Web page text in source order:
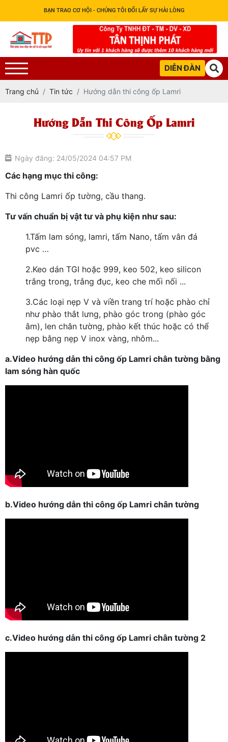
BẠN TRAO CƠ HỘI - CHÚNG TÔI ĐỔI LẤY SỰ HÀI LÒNG
DIỄN ĐÀN
Trang chủ Tin tức Hướng dẫn thi công ốp Lamri
Hướng Dẫn Thi Công Ốp Lamri
Ngày đăng: 24/05/2024 04:57 PM
Các hạng mục thi công:
Thi công Lamri ốp tường, cầu thang.
Tư vấn chuẩn bị vật tư và phụ kiện như sau:
1.Tấm lam sóng, lamri, tấm Nano, tấm vân đá
pvc …
2.Keo dán TGI hoặc 999, keo 502, keo silicon
trắng trong, trắng đục, keo che mối nối ...
3.Các loại nẹp V và viền trang trí hoặc phào chỉ
như phào thắt lưng, phào góc trong (phào góc
âm), len chân tường, phào kết thúc hoặc có thể
nẹp bằng nẹp V inox vàng, nhôm...
a.Video hướng dẫn thi công ốp Lamri chân tường bằng
lam sóng hàn quốc
b.Video hướng dẫn thi công ốp Lamri chân tường
c.Video hướng dẫn thi công ốp Lamri chân tường 2